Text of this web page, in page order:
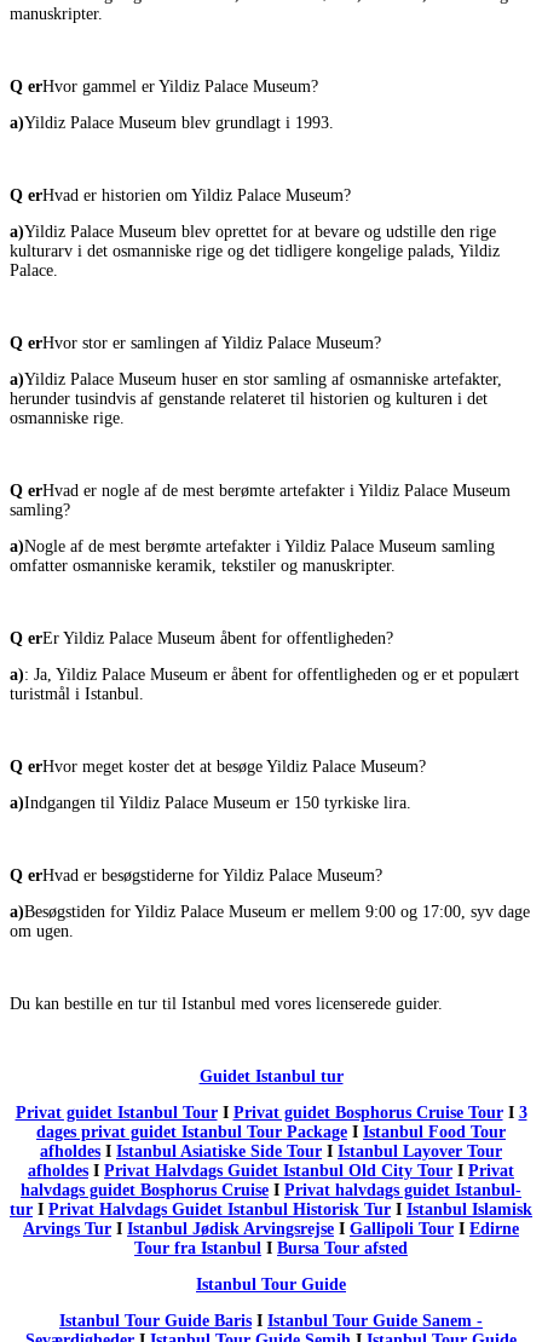
manuskripter.
Q erHvor gammel er Yildiz Palace Museum?
a)Yildiz Palace Museum blev grundlagt i 1993.
Q erHvad er historien om Yildiz Palace Museum?
a)Yildiz Palace Museum blev oprettet for at bevare og udstille den rige
kulturarv i det osmanniske rige og det tidligere kongelige palads, Yildiz
Palace.
Q erHvor stor er samlingen af Yildiz Palace Museum?
a)Yildiz Palace Museum huser en stor samling af osmanniske artefakter,
herunder tusindvis af genstande relateret til historien og kulturen i det
osmanniske rige.
Q erHvad er nogle af de mest berømte artefakter i Yildiz Palace Museum
samling?
a)Nogle af de mest berømte artefakter i Yildiz Palace Museum samling
omfatter osmanniske keramik, tekstiler og manuskripter.
Q erEr Yildiz Palace Museum åbent for offentligheden?
a): Ja, Yildiz Palace Museum er åbent for offentligheden og er et populært
turistmål i Istanbul.
Q erHvor meget koster det at besøge Yildiz Palace Museum?
a)Indgangen til Yildiz Palace Museum er 150 tyrkiske lira.
Q erHvad er besøgstiderne for Yildiz Palace Museum?
a)Besøgstiden for Yildiz Palace Museum er mellem 9:00 og 17:00, syv dage
om ugen.
Du kan bestille en tur til Istanbul med vores licenserede guider.
Guidet Istanbul tur
Privat guidet Istanbul TourI Privat guidet Bosphorus Cruise TourI 3
dages privat guidet Istanbul Tour Package I Istanbul Food Tour
afholdes I Istanbul Asiatiske Side Tour I Istanbul Layover Tour
afholdes I Privat Halvdags Guidet Istanbul Old City Tour I Privat
halvdags guidet Bosphorus Cruise I Privat halvdags guidet Istanbul-
tur I Privat Halvdags Guidet Istanbul Historisk Tur I Istanbul Islamisk
Arvings Tur I Istanbul Jødisk Arvingsrejse I Gallipoli Tour I Edirne
Tour fra Istanbul I Bursa Tour afsted
Istanbul Tour Guide
Istanbul Tour Guide Baris I Istanbul Tour Guide Sanem -